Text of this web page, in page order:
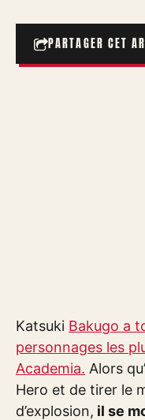
PARTAGER CET
Katsuki Bakugo a
personnages les
Academia. Alors
Hero et de tirer le
d’explosion, il se